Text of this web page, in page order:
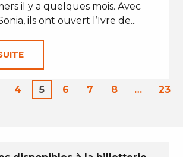
il y a quelques mois. Avec
ils ont ouvert l’Ivre de...
4 5 6 7 8 … 23